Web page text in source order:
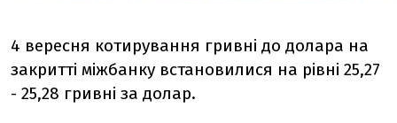
4 вересня котирування гривні до долара на
закритті міжбанку встановилися на рівні 25,27
- 25,28 гривні за долар.